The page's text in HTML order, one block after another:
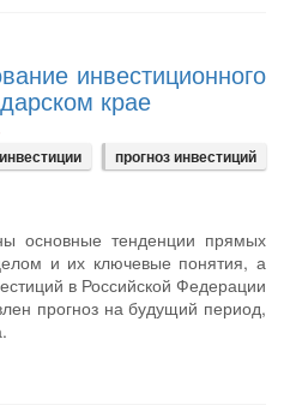
инвестиционного
крае
прогноз инвестиций
основные тенденции прямых
и их ключевые понятия, а
в Российской Федерации
прогноз на будущий период,